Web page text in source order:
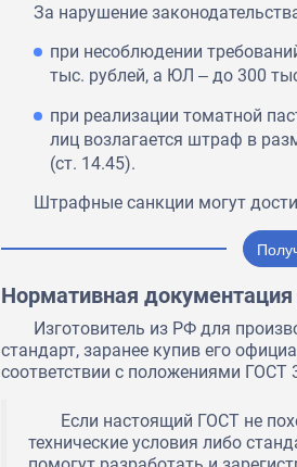
За нарушение
при несоблюдении
тыс. рублей, а ЮЛ ‒ до 300
при реализации томатной
лиц возлагается штраф в
(ст. 14.45).
Штрафные санкции могут
Нормативная
Изготовитель из РФ для
стандарт, заранее купив его
соответствии с положениями ГОСТ
Если настоящий ГОСТ не
технические условия либо